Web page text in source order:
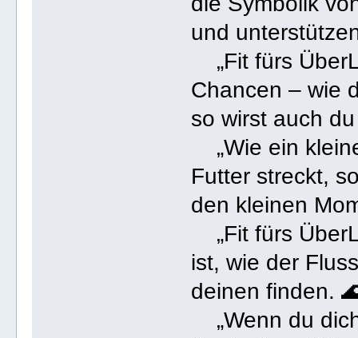
und
„Fit fürs
Chancen – wie
so wirst auch
„Wie ein
Futter streckt,
den kleinen
„Fit fürs
ist, wie der
deinen finden.
„Wenn du